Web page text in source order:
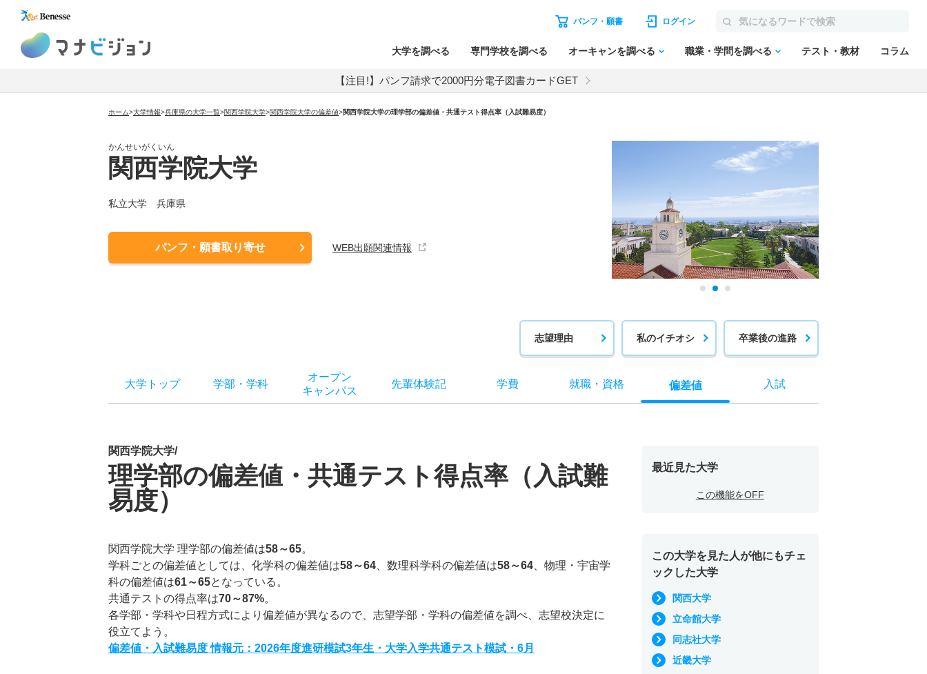
パンフ・願書 ログイン
大学を調べる 専門学校を調べる オーキャンを調べる 職業・学問を調べる テスト・教材 コラム
【注目!】パンフ請求で2000円分電子図書カードGET
ホーム>大学情報>兵庫県の大学一覧>関西学院大学>関西学院大学の偏差値>関西学院大学の理学部の偏差値・共通テスト得点率（入試難易度）
かんせいがくいん
関西学院大学
私立大学 兵庫県
パンフ・願書取り寄せ WEB出願関連情報
志望理由 私のイチオシ 卒業後の進路
大学トップ 学部 ・ 学科
オープン
キャンパス
先輩体験記 学費 就職・ 資格 偏差値 入試
関西学院大学/
理学部の偏差値・共通テスト得点率（入試難
易度）
関西学院大学 理学部の偏差値は58～65。
学科ごとの偏差値としては、化学科の偏差値は58～64 、数理科学科の偏差値は58～64 、物理・宇宙学
科の偏差値は61～65となっている。
共通テストの得点率は70～87%。
各学部・学科や日程方式により偏差値が異なるので、志望学部・学科の偏差値を調べ、志望校決定に
役立てよう。
偏差値・入試難易度 情報元：2026年度進研模試3年生・大学入学共通テスト模試・6月
最近見た大学
この機能をOFF
この大学を見た人が他にもチェ
ックした大学
関西大学
立命館大学
同志社大学
近畿大学